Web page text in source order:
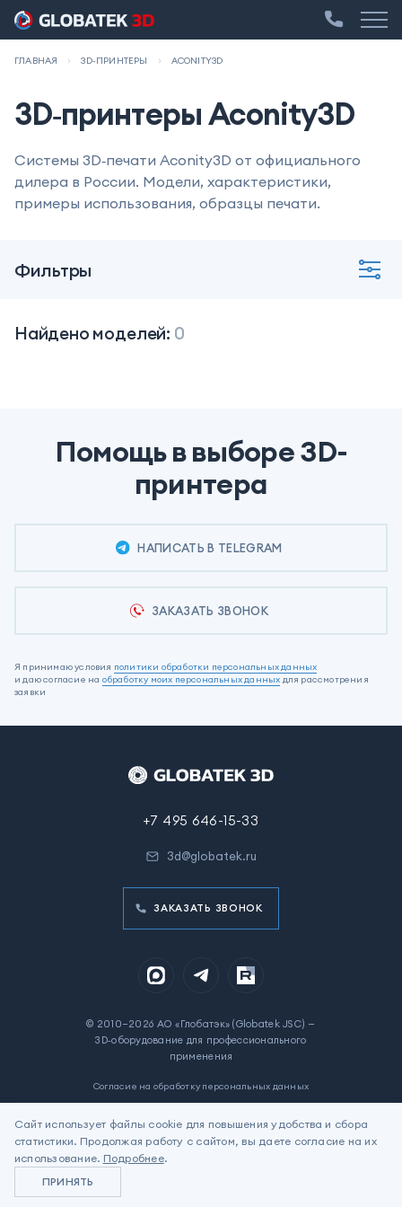
ГЛАВНАЯ 3D-ПРИНТЕРЫ ACONITY3D
3D‑принтеры Aconity3D
Системы 3D‑печати Aconity3D от официального
дилера в России. Модели, характеристики,
примеры использования, образцы печати.
Фильтры
Найдено моделей: 0
Помощь в выборе 3D-
принтера
НАПИСАТЬ В TELEGRAM
ЗАКАЗАТЬ ЗВОНОК
Я принимаю условия политики обработки персональных данных
и даю согласие на обработку моих персональных данных для рассмотрения
заявки
+7 495 646-15-33
3d@globatek.ru
ЗАКАЗАТЬ ЗВОНОК
© 2010–2026 АО «Глобатэк» (Globatek JSC) —
3D‑оборудование для профессионального
применения
Согласие на обработку персональных данных
Цены на сайте указаны для ознакомления. Не является
Сайт использует файлы cookie для повышения удобства и сбора
статистики. Продолжая работу с сайтом, вы даете согласие на их
использование. Подробнее.
ПРИНЯТЬ